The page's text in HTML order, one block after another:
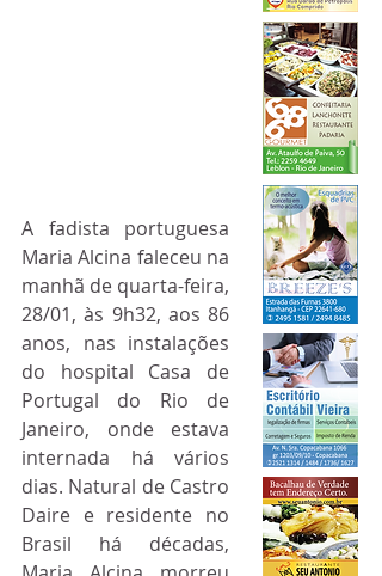
A fadista portuguesa
Maria Alcina faleceu na
manhã de quarta-feira,
28/01, às 9h32, aos 86
anos, nas instalações
do hospital Casa de
Portugal do Rio de
Janeiro, onde estava
internada há vários
dias. Natural de Castro
Daire e residente no
Brasil há décadas,